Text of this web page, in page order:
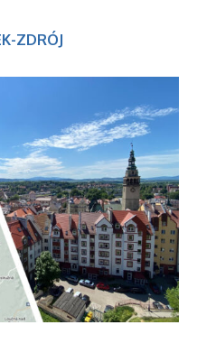
ZDRÓJ